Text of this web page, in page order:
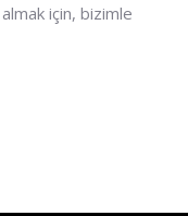
için, bizimle